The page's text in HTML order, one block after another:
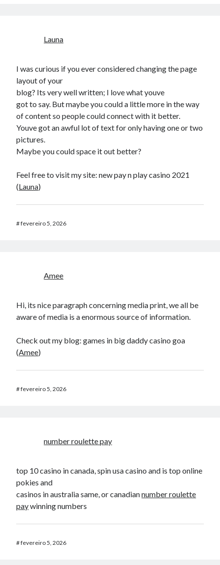
Launa
I was curious if you ever considered changing the page
layout of your
blog? Its very well written; I love what youve
got to say. But maybe you could a little more in the way
of content so people could connect with it better.
Youve got an awful lot of text for only having one or two
pictures.
Maybe you could space it out better?
Feel free to visit my site: new pay n play casino 2021
(Launa)
#fevereiro 5, 2026
Amee
Hi, its nice paragraph concerning media print, we all be
aware of media is a enormous source of information.
Check out my blog: games in big daddy casino goa
(Amee)
#fevereiro 5, 2026
number roulette pay
top 10 casino in canada, spin usa casino and is top online
pokies and
casinos in australia same, or canadiannumber roulette
paywinning numbers
#fevereiro 5, 2026